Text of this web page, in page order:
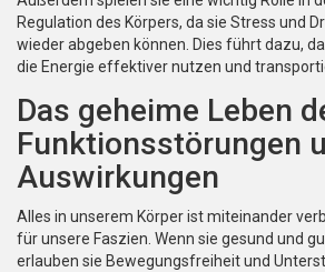
Regulation des Körpers, da sie Stress und
wieder abgeben können. Dies führt dazu,
die Energie effektiver nutzen und
Das geheime Leben
Funktionsstörungen
Auswirkungen
Alles in unserem Körper ist miteinander
für unsere Faszien. Wenn sie gesund und
erlauben sie Bewegungsfreiheit und